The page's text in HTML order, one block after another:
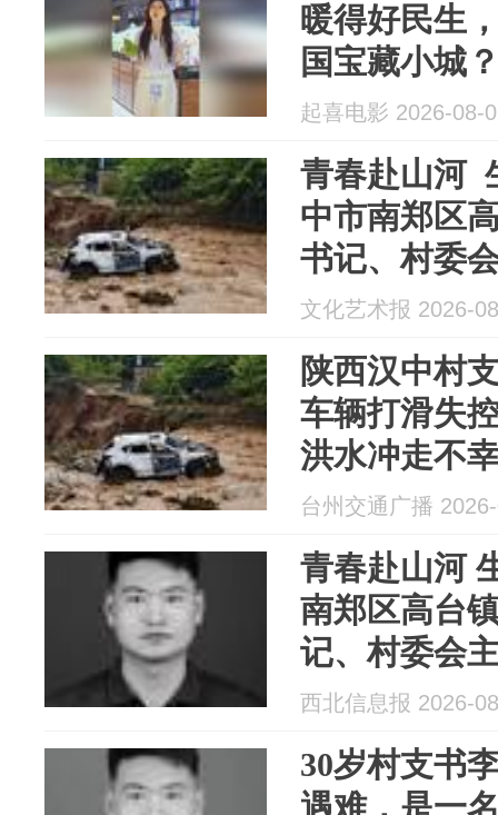
暖得好民生
国宝藏小城
起喜电影 2026-08-
青春赴山河
中市南郑区
书记、村委
文化艺术报 2026-
陕西汉中村
车辆打滑失
洪水冲走不
汉中市委书
台州交通广播
青春赴山河
南郑区高台
记、村委会
西北信息报 2026-
30岁村支书
遇难，是一